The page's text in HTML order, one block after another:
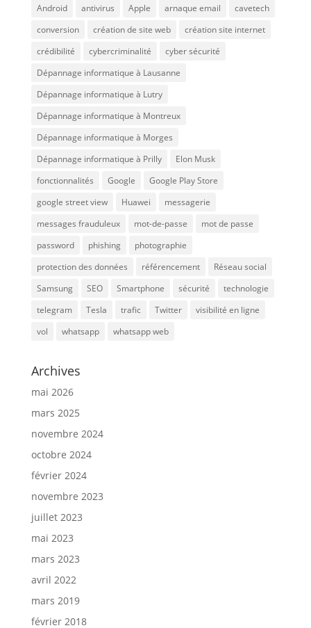
Android antivirus Apple arnaque email
cavetech
conversion
création de site web
création site internet
crédibilité
cybercriminalité
cyber sécurité
Dépannage informatique à Lausanne
Dépannage informatique à Lutry
Dépannage informatique à Montreux
Dépannage informatique à Morges
Dépannage informatique à Prilly
Elon Musk
fonctionnalités
Google
Google Play Store
google street view
Huawei
messagerie
messages frauduleux
mot-de-passe
mot de passe
password
phishing
photographie
protection des données
référencement
Réseau social
Samsung
SEO Smartphone sécurité
technologie
telegram
Tesla trafic Twitter
visibilité en ligne
vol
whatsapp whatsapp web
Archives
mai 2026
mars 2025
novembre 2024
octobre 2024
février 2024
novembre 2023
juillet 2023
mai 2023
mars 2023
avril 2022
mars 2019
février 2018